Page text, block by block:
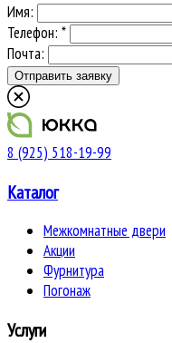
Имя:
Телефон: *
Почта:
8 (925) 518-19-99
Каталог
Межкомнатные двери
Акции
Фурнитура
Погонаж
Услуги